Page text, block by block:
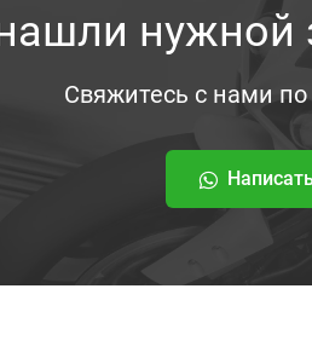
нужной
Свяжитесь с нами